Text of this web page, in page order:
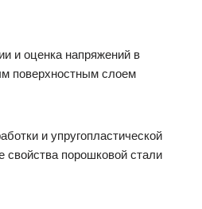
и оценка напряжений в
поверхностным слоем
и упругопластической
порошковой стали